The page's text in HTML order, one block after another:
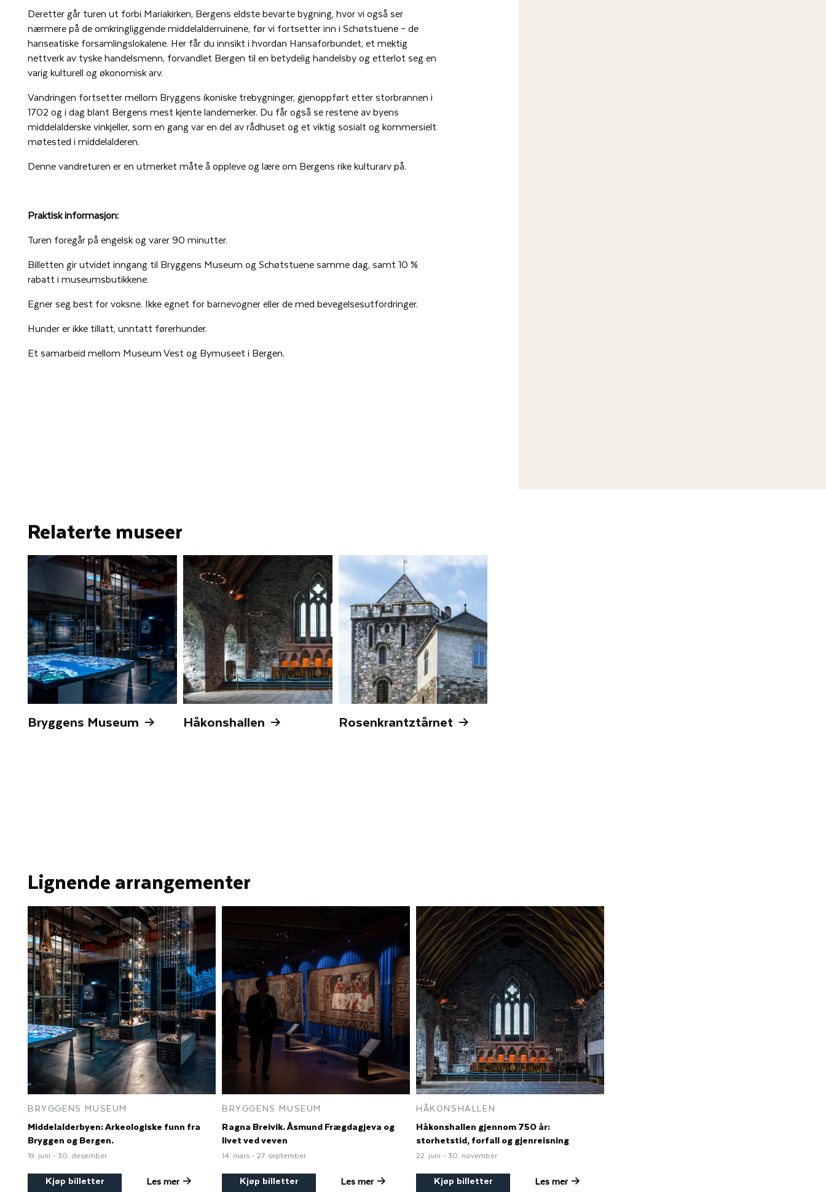
Deretter går turen ut forbi Mariakirken, Bergens eldste bevarte bygning, hvor vi også ser
nærmere på de omkringliggende middelalderruinene, før vi fortsetter inn i Schøtstuene – de
hanseatiske forsamlingslokalene. Her får du innsikt i hvordan Hansaforbundet, et mektig
nettverk av tyske handelsmenn, forvandlet Bergen til en betydelig handelsby og etterlot seg en
varig kulturell og økonomisk arv.
Vandringen fortsetter mellom Bryggens ikoniske trebygninger, gjenoppført etter storbrannen i
1702 og i dag blant Bergens mest kjente landemerker. Du får også se restene av byens
middelalderske vinkjeller, som en gang var en del av rådhuset og et viktig sosialt og kommersielt
møtested i middelalderen.
Denne vandreturen er en utmerket måte å oppleve og lære om Bergens rike kulturarv på.
Praktisk informasjon:
Turen foregår på engelsk og varer 90 minutter.
Billetten gir utvidet inngang til Bryggens Museum og Schøtstuene samme dag, samt 10 %
rabatt i museumsbutikkene.
Egner seg best for voksne. Ikke egnet for barnevogner eller de med bevegelsesutfordringer.
Hunder er ikke tillatt, unntatt førerhunder.
Et samarbeid mellom Museum Vest og Bymuseet i Bergen.
Relaterte museer
Bryggens Museum Håkonshallen Rosenkrantztårnet
Lignende arrangementer
BRYGGENS MUSEUM
Middelalderbyen: Arkeologiske funn fra
Bryggen og Bergen.
19. juni - 30. desember
Kjøp billetter Les mer
BRYGGENS MUSEUM
Ragna Breivik. Åsmund Frægdagjeva og
livet ved veven
14. mars - 27. september
Kjøp billetter Les mer
HÅKONSHALLEN
Håkonshallen gjennom 750 år:
storhetstid, forfall og gjenreisning
22. juni - 30. november
Kjøp billetter Les mer